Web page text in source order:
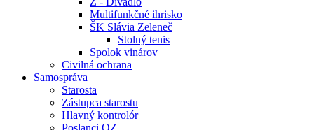
Multifunkčné ihrisko
ŠK Slávia Zeleneč
Stolný tenis
Spolok vinárov
Civilná ochrana
Samospráva
Starosta
Zástupca starostu
Hlavný kontrolór
Poslanci OZ